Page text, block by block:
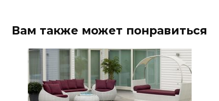
Вам также может понравиться